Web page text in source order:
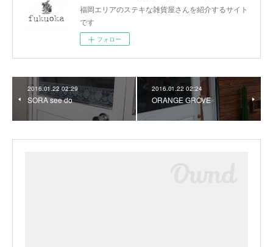
福岡エリアのステキな雑貨屋さんを紹介するサイト
です
フォロー
2016.01.22 02:29
SORA see do
2016.01.22 02:24
ORANGE GROVE